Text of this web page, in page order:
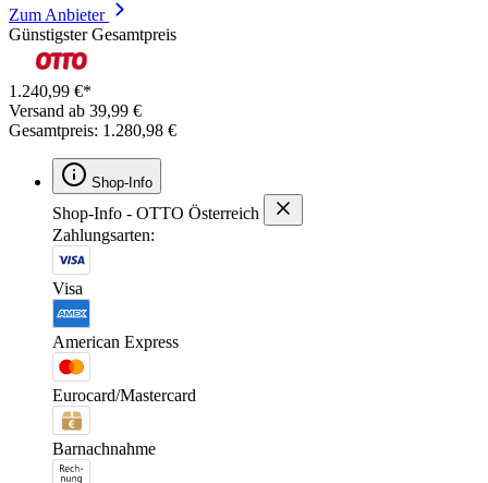
Zum Anbieter
Günstigster Gesamtpreis
1.240,99 €*
Versand ab 39,99 €
Gesamtpreis: 1.280,98 €
Shop-Info
Shop-Info - OTTO Österreich
Zahlungsarten:
Visa
American Express
Eurocard/Mastercard
Barnachnahme